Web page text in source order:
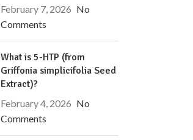
February 7, 2026 No
Comments
What is 5-HTP (from
Griffonia simplicifolia Seed
Extract)?
February 4, 2026 No
Comments